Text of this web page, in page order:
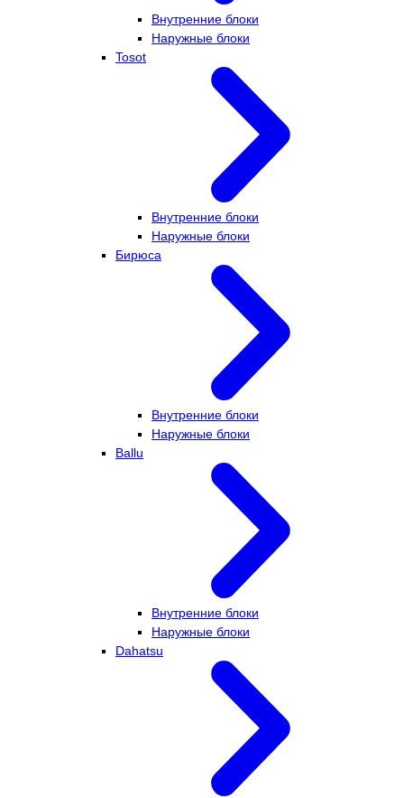
Внутренние блоки
Наружные блоки
Tosot
Внутренние блоки
Наружные блоки
Бирюса
Внутренние блоки
Наружные блоки
Ballu
Внутренние блоки
Наружные блоки
Dahatsu